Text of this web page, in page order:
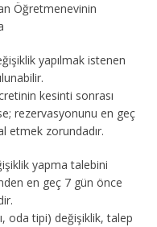
Öğretmenevinin
yapılmak istenen
kesinti sonrası
rezervasyonunu en geç
etmek zorundadır.
yapma talebini
en geç 7 gün önce
oda tipi) değişiklik, talep